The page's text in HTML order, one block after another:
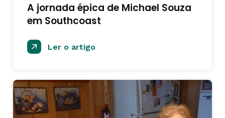
A jornada épica de Michael Souza
em Southcoast
Ler o artigo